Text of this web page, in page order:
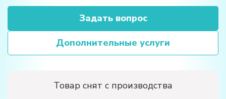
Задать вопрос
Дополнительные услуги
Товар снят с производства